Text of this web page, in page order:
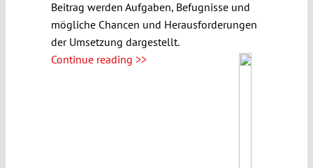
Beitrag werden Aufgaben, Befugnisse und
mögliche Chancen und Herausforderungen
der Umsetzung dargestellt.
Continue reading >>